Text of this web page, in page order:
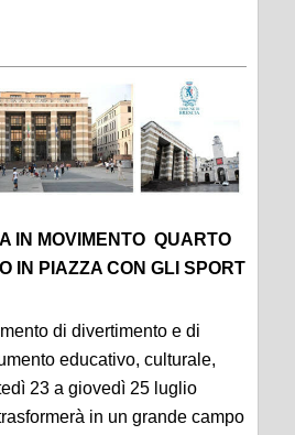
IN MOVIMENTO QUARTO
IN PIAZZA CON GLI SPORT
di divertimento e di
educativo, culturale,
23 a giovedì 25 luglio
in un grande campo